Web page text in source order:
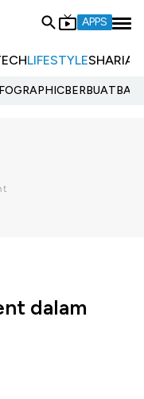
APPS
LIFESTYLESHARIA
dalam